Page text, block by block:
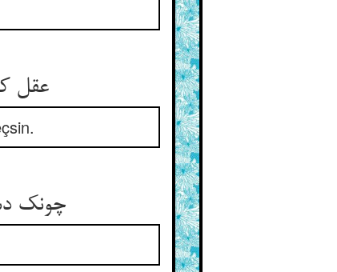
عقل کامل را قرین کن با خرد ** تا که باز آید خرد زان خوی بد